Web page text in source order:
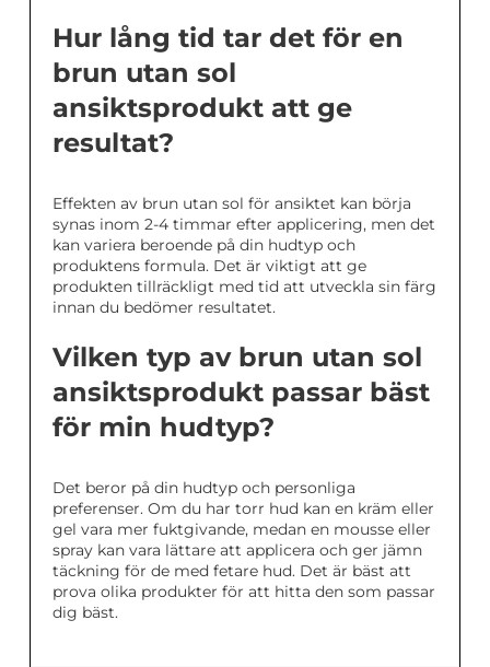
Hur lång tid tar det för en
brun utan sol
ansiktsprodukt att ge
resultat?
Effekten av brun utan sol för ansiktet kan börja
synas inom 2-4 timmar efter applicering, men det
kan variera beroende på din hudtyp och
produktens formula. Det är viktigt att ge
produkten tillräckligt med tid att utveckla sin färg
innan du bedömer resultatet.
Vilken typ av brun utan sol
ansiktsprodukt passar bäst
för min hudtyp?
Det beror på din hudtyp och personliga
preferenser. Om du har torr hud kan en kräm eller
gel vara mer fuktgivande, medan en mousse eller
spray kan vara lättare att applicera och ger jämn
täckning för de med fetare hud. Det är bäst att
prova olika produkter för att hitta den som passar
dig bäst.